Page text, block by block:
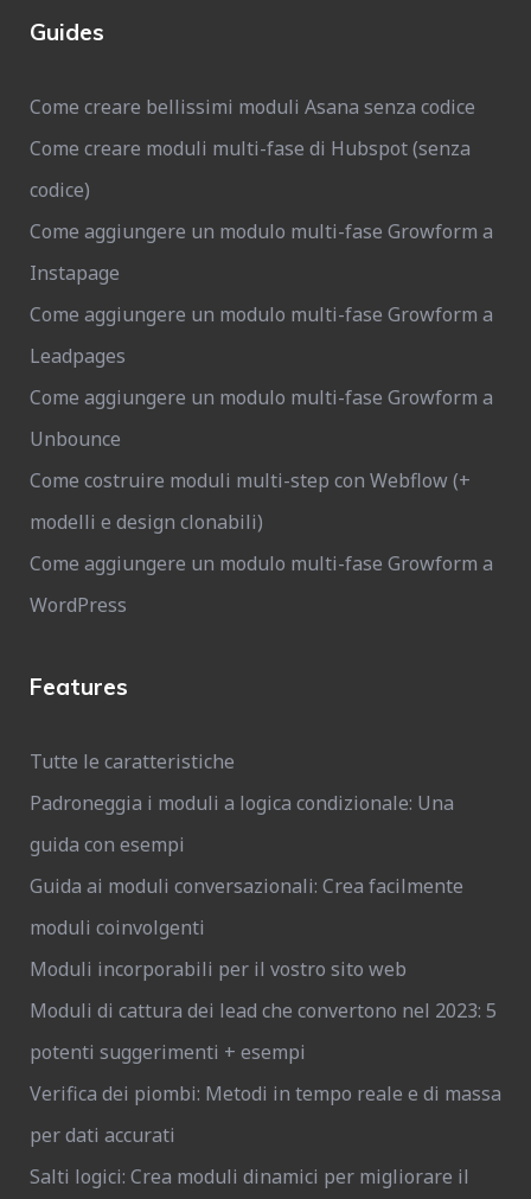
Guides
Come creare bellissimi moduli Asana senza codice
Come creare moduli multi-fase di Hubspot (senza
codice)
Come aggiungere un modulo multi-fase Growform a
Instapage
Come aggiungere un modulo multi-fase Growform a
Leadpages
Come aggiungere un modulo multi-fase Growform a
Unbounce
Come costruire moduli multi-step con Webflow (+
modelli e design clonabili)
Come aggiungere un modulo multi-fase Growform a
WordPress
Features
Tutte le caratteristiche
Padroneggia i moduli a logica condizionale: Una
guida con esempi
Guida ai moduli conversazionali: Crea facilmente
moduli coinvolgenti
Moduli incorporabili per il vostro sito web
Moduli di cattura dei lead che convertono nel 2023: 5
potenti suggerimenti + esempi
Verifica dei piombi: Metodi in tempo reale e di massa
per dati accurati
Salti logici: Crea moduli dinamici per migliorare il